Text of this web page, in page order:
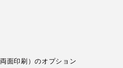
面印刷）のオプション